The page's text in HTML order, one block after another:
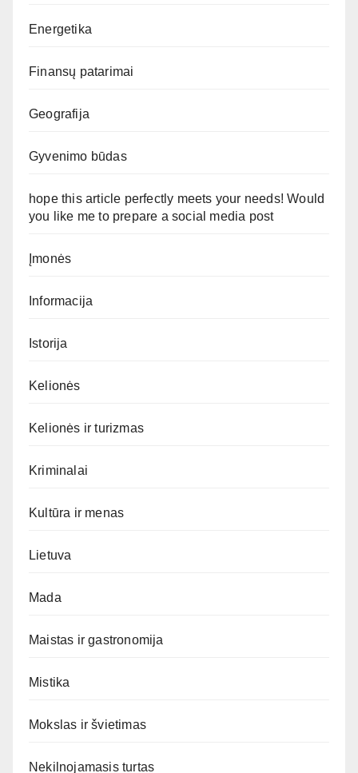
Energetika
Finansų patarimai
Geografija
Gyvenimo būdas
hope this article perfectly meets your needs! Would
you like me to prepare a social media post
Įmonės
Informacija
Istorija
Kelionės
Kelionės ir turizmas
Kriminalai
Kultūra ir menas
Lietuva
Mada
Maistas ir gastronomija
Mistika
Mokslas ir švietimas
Nekilnojamasis turtas